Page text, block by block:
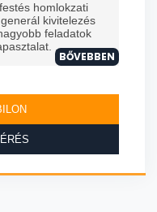
homlokzati
kivitelezés
feladatok
...
BŐVEBBEN